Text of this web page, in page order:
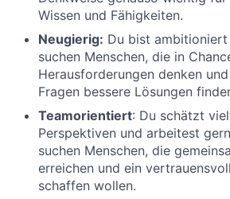
Wissen und Fähigkeiten.
Neugierig: Du bist
suchen Menschen, die in
Herausforderungen denken
Fragen bessere Lösungen
Teamorientiert: Du schätzt
Perspektiven und arbeitest
suchen Menschen, die
erreichen und ein
schaffen wollen.